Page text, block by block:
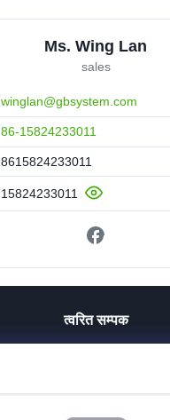
Ms. Wing Lan
sales
winglan@gbsystem.com
86-15824233011
8615824233011
15824233011
त्वरित सम्पक
वीडियो